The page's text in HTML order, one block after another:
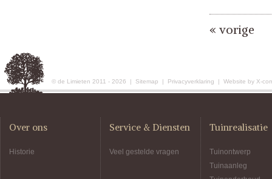
« vorige
© de Limieten 2011 - 2026 | Sitemap | Privacyverklaring | Website by X-
Over ons
Historie
Service & Diensten
Veel gestelde vragen
Tuinrealisatie
Tuinontwerp
Tuinaanleg